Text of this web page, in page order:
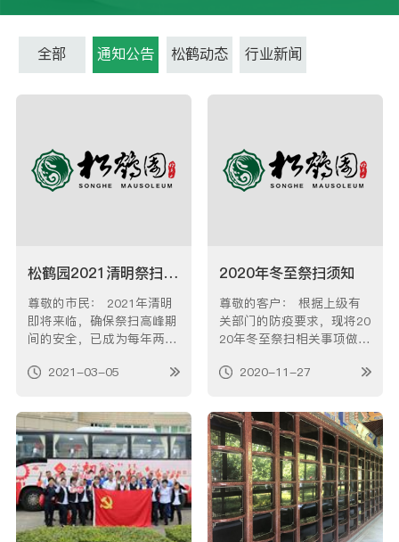
全部 通知公告 松鹤动态 行业新闻
松鹤园2021清明祭扫告客户书
尊敬的市民： 2021年清明
即将来临，确保祭扫高峰期
间的安全，已成为每年两季
为方便客户并提供良好的安
的发生，现特将我园清明市
民出行情况告知如下： 今
年清明祭扫活动的人流车流
高峰时段主要在3月20日至
4月…
2021-03-05
2020年冬至祭扫须知
尊敬的客户： 根据上级有
关部门的防疫要求，现将20
20年冬至祭扫相关事项做出
仍采取“预约祭扫”模式，客
号“预约祭扫”栏目内进行预
约，每人每天只能预约一
次，每位预约者可协同4人
入园。 已在我园预约登记
落葬的…
2020-11-27